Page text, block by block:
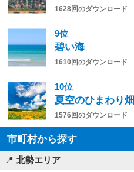
1628回のダウンロード
9位
碧い海
1610回のダウンロード
10位
夏空のひまわり畑
1576回のダウンロード
市町村から探す
北勢エリア